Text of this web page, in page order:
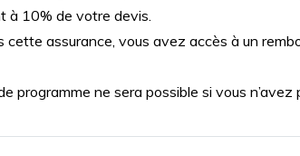
à 10% de votre devis.
cette assurance, vous avez accès à un
programme ne sera possible si vous n’avez